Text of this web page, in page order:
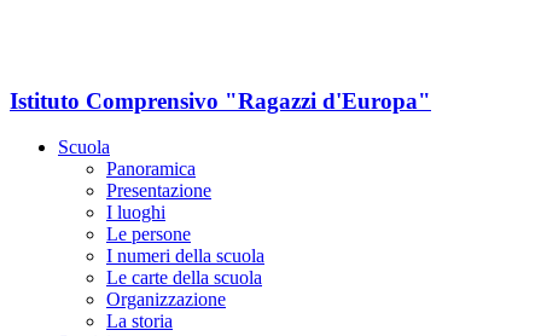
Istituto Comprensivo "Ragazzi d'Europa"
Scuola
Panoramica
Presentazione
I luoghi
Le persone
I numeri della scuola
Le carte della scuola
Organizzazione
La storia